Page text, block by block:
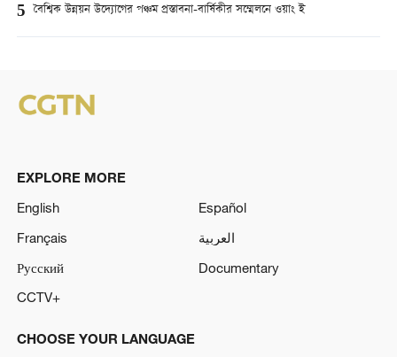
5 বৈশ্বিক উন্নয়ন উদ্যোগের পঞ্চম প্রস্তাবনা-বার্ষিকীর সম্মেলনে ওয়াং ই
EXPLORE MORE
English
Español
Français
العربية
Русский
Documentary
CCTV+
CHOOSE YOUR LANGUAGE